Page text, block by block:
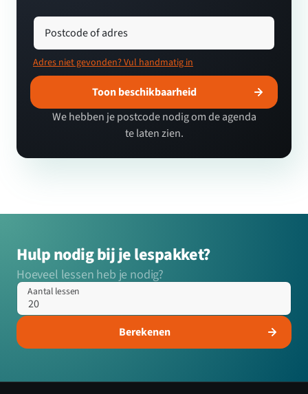
Postcode of adres
Adres niet gevonden? Vul handmatig in
Toon beschikbaarheid
We hebben je postcode nodig om de agenda
te laten zien.
Hulp nodig bij je lespakket?
Hoeveel lessen heb je nodig?
Aantal lessen
Berekenen